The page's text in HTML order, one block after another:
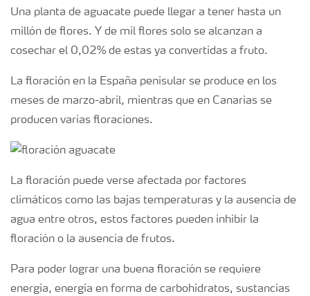
Deficiencias
Consejos para la aplicación de fertilizantes
Suscripción Yara
Una planta de aguacate puede llegar a tener hasta un
millón de flores. Y de mil flores solo se alcanzan a
cosechar el 0,02% de estas ya convertidas a fruto.
La floración en la España penisular se produce en los
meses de marzo-abril, mientras que en Canarias se
producen varias floraciones.
La floración puede verse afectada por factores
climáticos como las bajas temperaturas y la ausencia de
agua entre otros, estos factores pueden inhibir la
floración o la ausencia de frutos.
Para poder lograr una buena floración se requiere
energía, energía en forma de carbohidratos, sustancias